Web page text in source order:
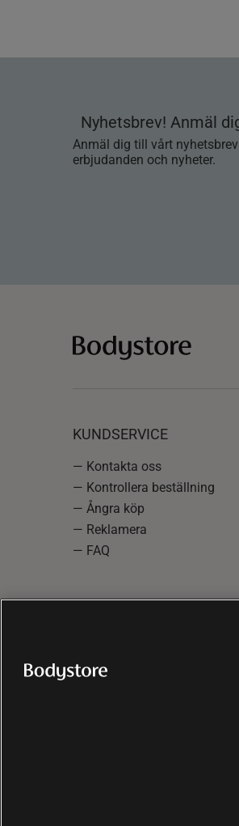
Nyhetsbrev! Anmäl
Anmäl dig till vårt
erbjudanden och nyheter.
KUNDSERVICE
— Kontakta oss
— Kontrollera beställning
— Ångra köp
— Reklamera
— FAQ